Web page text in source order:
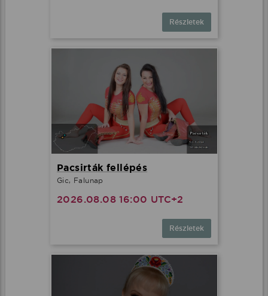
Részletek
Pacsirták fellépés
Gic, Falunap
2026.08.08 16:00 UTC+2
Részletek